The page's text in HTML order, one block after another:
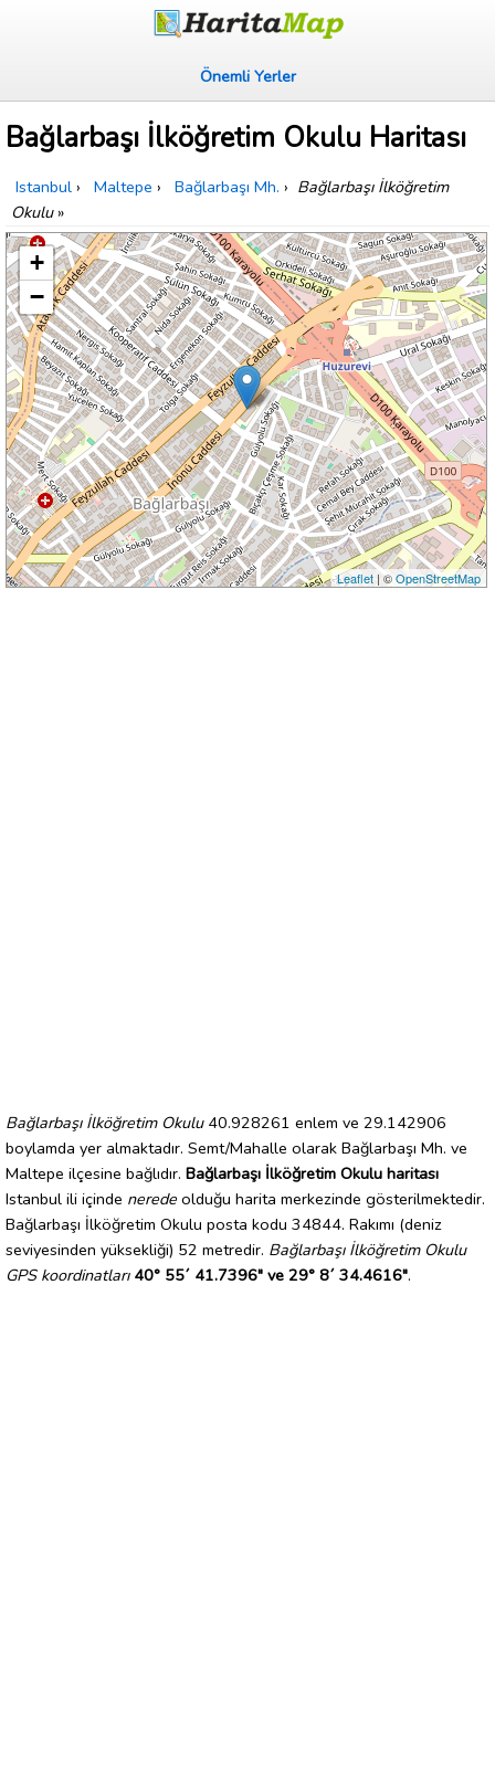
Önemli Yerler
Bağlarbaşı İlköğretim Okulu Haritası
Istanbul › Maltepe › Bağlarbaşı Mh. › Bağlarbaşı İlköğretim
Okulu»
+
−
Leaflet| ©OpenStreetMap
Bağlarbaşı İlköğretim Okulu40.928261 enlem ve 29.142906
boylamda yer almaktadır. Semt/Mahalle olarak Bağlarbaşı Mh. ve
Maltepe ilçesine bağlıdır. Bağlarbaşı İlköğretim Okulu haritası
Istanbul ili içinde nerede olduğu harita merkezinde gösterilmektedir.
Bağlarbaşı İlköğretim Okulu posta kodu 34844. Rakımı (deniz
seviyesinden yüksekliği) 52 metredir. Bağlarbaşı İlköğretim Okulu
GPS koordinatları 40° 55´ 41.7396" ve 29° 8´ 34.4616".